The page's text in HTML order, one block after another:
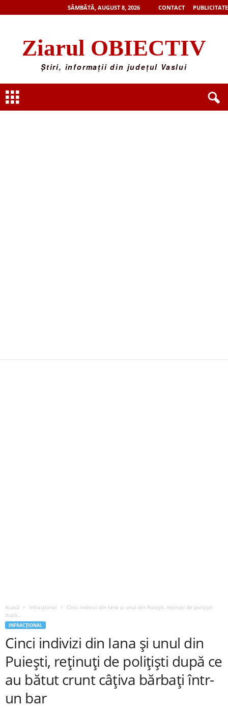
SÂMBĂTĂ, AUGUST 8, 2026 CONTACT PUBLICITATE
Ziarul OBIECTIV
Știri, informații din județul Vaslui
Acasă Infracțional
Cinci indivizi din Iana și unul din Puiești, reținuți de polițiști
după...
INFRACȚIONAL
Cinci indivizi din Iana și unul din
Puiești, reținuți de polițiști după ce
au bătut crunt câțiva bărbați într-
un bar